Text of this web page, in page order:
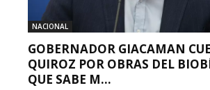
NACIONAL
GOBERNADOR GIACAMAN
QUIROZ POR OBRAS DEL
QUE SABE M...